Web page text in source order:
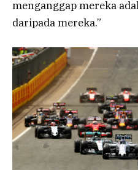
menganggap mereka
daripada mereka.”